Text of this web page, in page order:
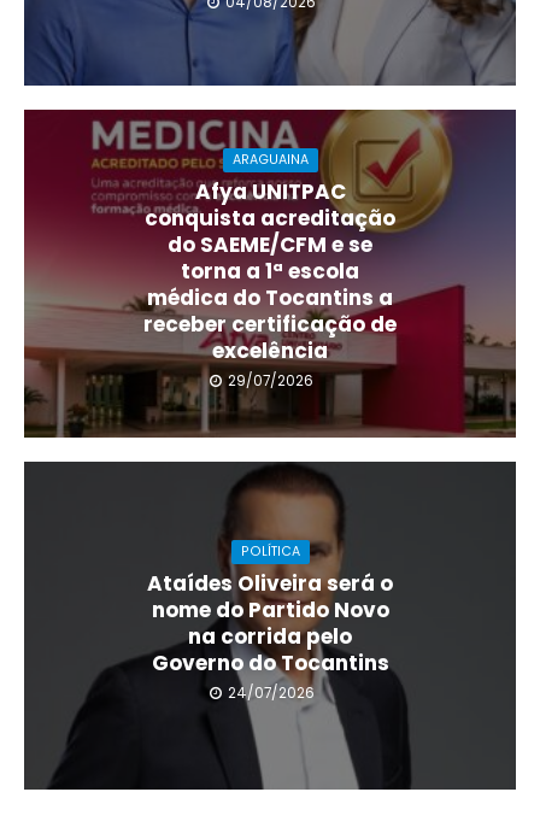
ARAGUAINA
Afya UNITPAC
conquista acreditação
do SAEME/CFM e se
torna a 1ª escola
médica do Tocantins a
receber certificação de
excelência
29/07/2026
POLÍTICA
Ataídes Oliveira será o
nome do Partido Novo
na corrida pelo
Governo do Tocantins
24/07/2026